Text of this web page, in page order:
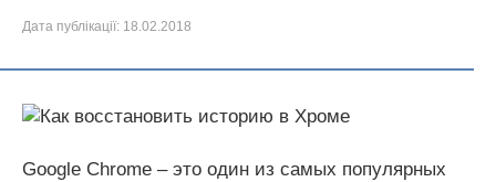
Дата публікації: 18.02.2018
Google Chrome – это один из самых популярных